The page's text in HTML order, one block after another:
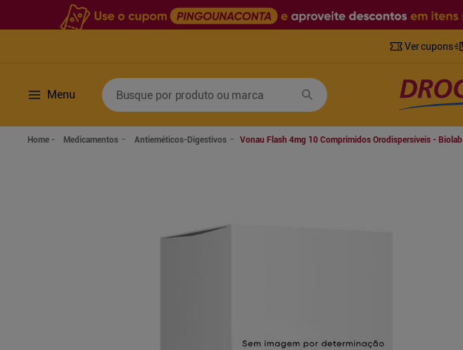
Ver cupons
Menu
Busque por produto ou marca
Medicamentos Antieméticos-Digestivos Vonau Flash 4mg 10 Comprimidos Orodispersíveis - Biolab
Termos mais buscados
fralda geriatrica